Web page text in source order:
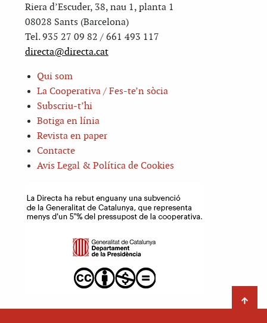
Riera d’Escuder, 38, nau 1, planta 1
08028 Sants (Barcelona)
Tel. 935 27 09 82 / 661 493 117
directa@directa.cat
Qui som
La Cooperativa / Fes-te’n sòcia
Subscriu-t’hi
Botiga en línia
Revista en paper
Contacte
Avis Legal & Política de Cookies